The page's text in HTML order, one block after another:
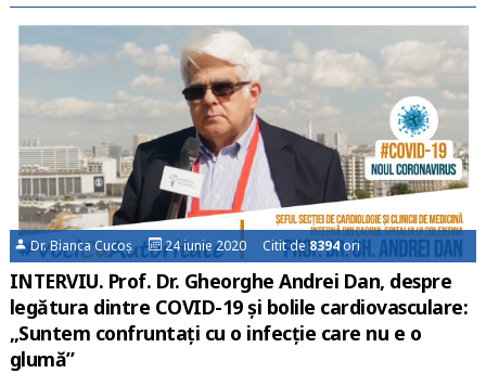
Dr. Bianca Cucoș 24 iunie 2020 Citit de8394ori
INTERVIU. Prof. Dr. Gheorghe Andrei Dan, despre
legătura dintre COVID-19 și bolile cardiovasculare:
„Suntem confruntați cu o infecție care nu e o
glumă”